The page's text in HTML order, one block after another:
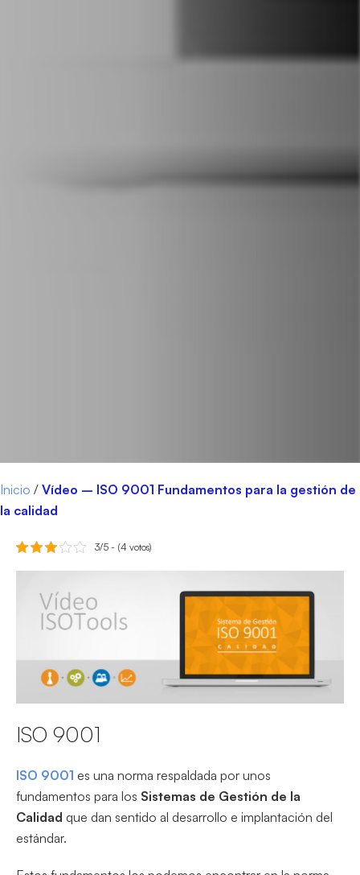
Inicio / Vídeo – ISO 9001 Fundamentos para la gestión de
la calidad
3/5 - (4 votos)
ISO 9001
ISO 9001 es una norma respaldada por unos
fundamentos para los Sistemas de Gestión de la
Calidad que dan sentido al desarrollo e implantación del
estándar.